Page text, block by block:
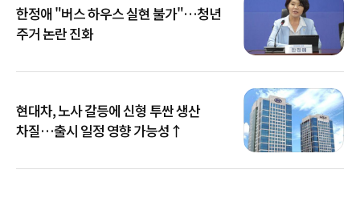
한정애 "버스 하우스 실현 불가"…청년
주거 논란 진화
현대차, 노사 갈등에 신형 투싼 생산
차질…출시 일정 영향 가능성↑